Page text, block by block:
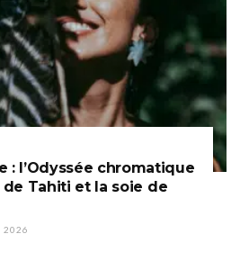
: l’Odyssée chromatique
Tahiti et la soie de
2026